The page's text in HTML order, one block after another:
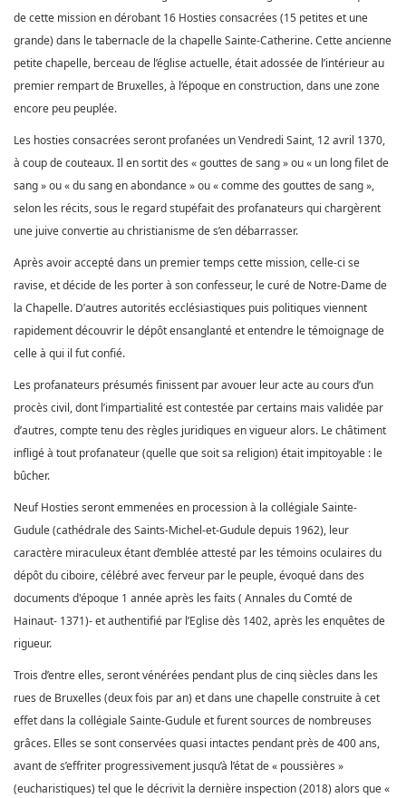
de cette mission en dérobant 16 Hosties consacrées (15 petites et une
grande) dans le tabernacle de la chapelle Sainte-Catherine. Cette ancienne
petite chapelle, berceau de l’église actuelle, était adossée de l’intérieur au
premier rempart de Bruxelles, à l’époque en construction, dans une zone
encore peu peuplée.
Les hosties consacrées seront profanées un Vendredi Saint, 12 avril 1370,
à coup de couteaux. Il en sortit des « gouttes de sang » ou « un long filet de
sang » ou « du sang en abondance » ou « comme des gouttes de sang »,
selon les récits, sous le regard stupéfait des profanateurs qui chargèrent
une juive convertie au christianisme de s’en débarrasser.
Après avoir accepté dans un premier temps cette mission, celle-ci se
ravise, et décide de les porter à son confesseur, le curé de Notre-Dame de
la Chapelle. D’autres autorités ecclésiastiques puis politiques viennent
rapidement découvrir le dépôt ensanglanté et entendre le témoignage de
celle à qui il fut confié.
Les profanateurs présumés finissent par avouer leur acte au cours d’un
procès civil, dont l’impartialité est contestée par certains mais validée par
d’autres, compte tenu des règles juridiques en vigueur alors. Le châtiment
infligé à tout profanateur (quelle que soit sa religion) était impitoyable : le
bûcher.
Neuf Hosties seront emmenées en procession à la collégiale Sainte-
Gudule (cathédrale des Saints-Michel-et-Gudule depuis 1962), leur
caractère miraculeux étant d’emblée attesté par les témoins oculaires du
dépôt du ciboire, célébré avec ferveur par le peuple, évoqué dans des
documents d'époque 1 année après les faits ( Annales du Comté de
Hainaut- 1371)- et authentifié par l’Eglise dès 1402, après les enquêtes de
rigueur.
Trois d’entre elles, seront vénérées pendant plus de cinq siècles dans les
rues de Bruxelles (deux fois par an) et dans une chapelle construite à cet
effet dans la collégiale Sainte-Gudule et furent sources de nombreuses
grâces. Elles se sont conservées quasi intactes pendant près de 400 ans,
avant de s’effriter progressivement jusqu’à l’état de « poussières »
(eucharistiques) tel que le décrivit la dernière inspection (2018) alors que «